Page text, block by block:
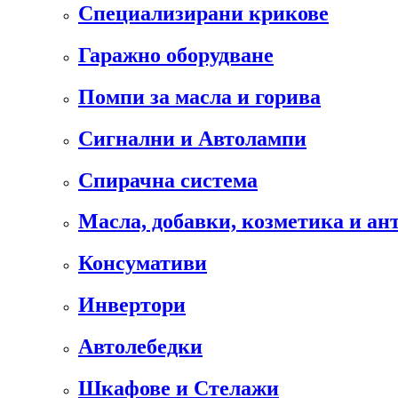
Специализирани крикове
Гаражно оборудване
Помпи за масла и горива
Сигнални и Автолампи
Спирачна система
Масла, добавки, козметика и
Консумативи
Инвертори
Автолебедки
Шкафове и Стелажи